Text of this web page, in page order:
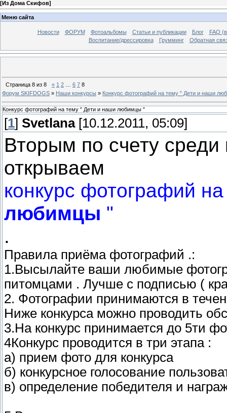
[Из Дома Скифов]
Меню сайта
Новости ФОРУМ Фотоальбомы Статьи и публикации Блог
FAQ
Воспитание/дрессировка
Грумминг Обратная
Страница 8 из 8 « 1 2 6 7 8
Форум SKIFDOGS » Наши конкурсы » Конкурс фотографий на тему " Дети и наши
Конкурс фотографий на тему " Дети и наши любимцы "
[1] Svetlana[10.12.2011, 05:09]
Вторым по счету
открываем
конкурс фотографий
любимцы "
.
Правила приёма фотографий .:
1.Высылайте ваши любимые
питомцами . Лучше с подписью (
2. Фотографии принимаются в
Ниже конкурса можно проводить
3.На конкурс принимается до 5ти
4Конкурс проводится в три этапа :
а) прием фото для конкурса
б) конкурсное голосование
в) определение победителя и